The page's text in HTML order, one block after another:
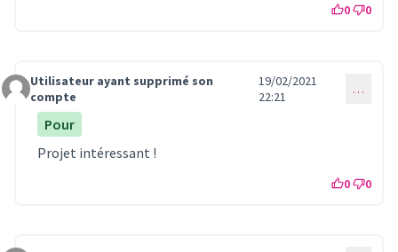
0 0
Commentaire 283
Utilisateur ayant supprimé son
compte
19/02/2021
22:21
…
Pour
Projet intéressant !
0 0